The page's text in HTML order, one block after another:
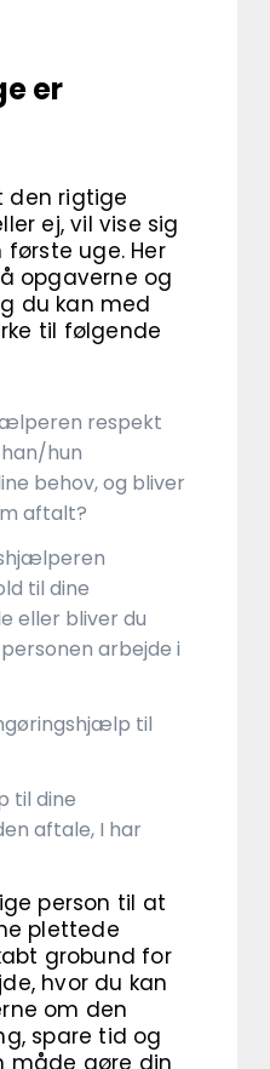
er
den rigtige
ej, vil vise sig
uge. Her
opgaverne og
du kan med
til følgende
respekt
hun
behov, og bliver
aftalt?
til dine
eller bliver du
arbejde i
til
til dine
aftale, I har
person til at
plettede
grobund for
hvor du kan
om den
spare tid og
gøre din